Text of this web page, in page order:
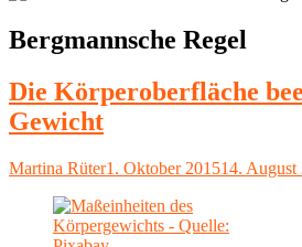
Schlagwort:
Bergmannsche Regel
Die Körperoberfläche
Gewicht
Autor
Martina RüterVeröffentlicht
1. Oktober 201514. August